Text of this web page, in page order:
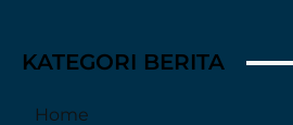
KATEGORI BERITA
Home